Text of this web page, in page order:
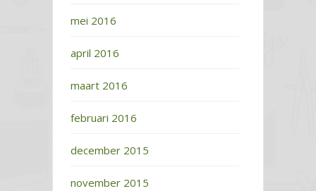
mei 2016
april 2016
maart 2016
februari 2016
december 2015
november 2015